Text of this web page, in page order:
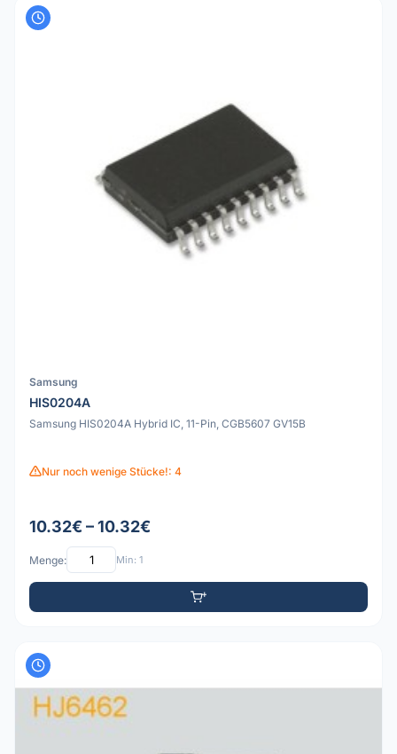
Samsung
HIS0204A
Samsung HIS0204A Hybrid IC, 11-Pin, CGB5607 GV15B
Nur noch wenige Stücke!: 4
10.32€ – 10.32€
Menge: Min: 1